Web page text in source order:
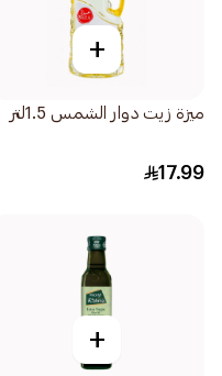
+
ميزة زيت دوار الشمس 1.5لتر
17.99
+